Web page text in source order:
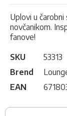
gallery
Uplovi u
novčanikom.
fanove!
SKU
53313
Brend
EAN